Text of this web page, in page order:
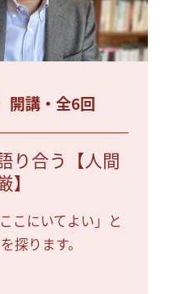
開講・全6回
り合う【人間
】
こにいてよい」と
探ります。